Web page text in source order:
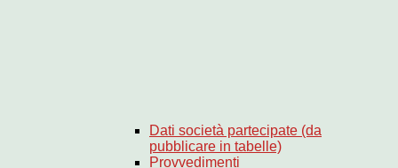
Dati società partecipate (da
pubblicare in tabelle)
Provvedimenti